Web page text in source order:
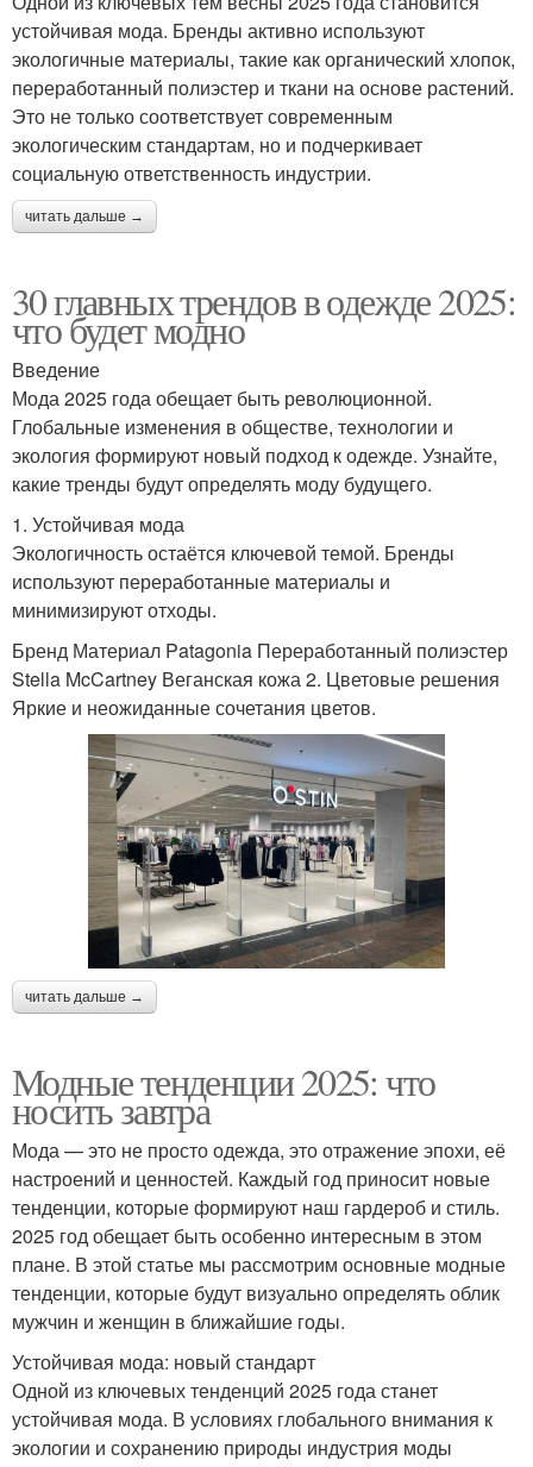
устойчивая мода. Бренды активно используют
экологичные материалы, такие как органический хлопок,
переработанный полиэстер и ткани на основе растений.
Это не только соответствует современным
экологическим стандартам, но и подчеркивает
социальную ответственность индустрии.
читать дальше →
30 главных трендов в одежде 2025:
что будет модно
Введение
Мода 2025 года обещает быть революционной.
Глобальные изменения в обществе, технологии и
экология формируют новый подход к одежде. Узнайте,
какие тренды будут определять моду будущего.
1. Устойчивая мода
Экологичность остаётся ключевой темой. Бренды
используют переработанные материалы и
минимизируют отходы.
Бренд Материал Patagonia Переработанный полиэстер
Stella McCartney Веганская кожа 2. Цветовые решения
Яркие и неожиданные сочетания цветов.
читать дальше →
Модные тенденции 2025: что
носить завтра
Мода — это не просто одежда, это отражение эпохи, её
настроений и ценностей. Каждый год приносит новые
тенденции, которые формируют наш гардероб и стиль.
2025 год обещает быть особенно интересным в этом
плане. В этой статье мы рассмотрим основные модные
тенденции, которые будут визуально определять облик
мужчин и женщин в ближайшие годы.
Устойчивая мода: новый стандарт
Одной из ключевых тенденций 2025 года станет
устойчивая мода. В условиях глобального внимания к
экологии и сохранению природы индустрия моды